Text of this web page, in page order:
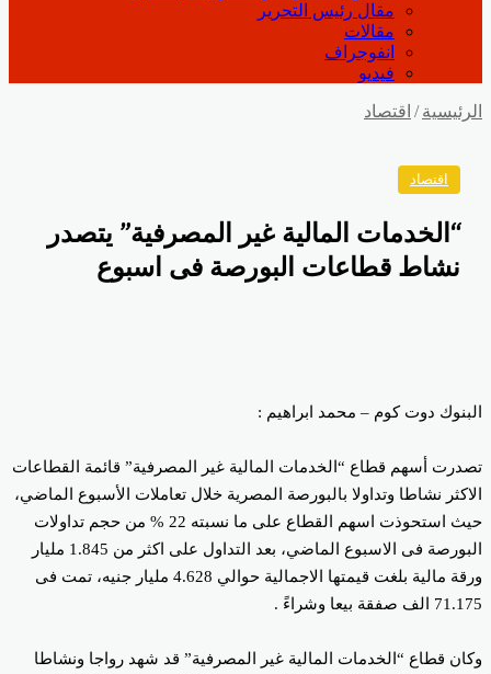
مقال رئيس التحرير
مقالات
انفوجراف
فيديو
/اقتصاد
اقتصاد
“الخدمات المالية غير المصرفية” يتصدر
نشاط قطاعات البورصة فى اسبوع
دوت كوم – محمد ابراهيم :
أسهم قطاع “الخدمات المالية غير المصرفية” قائمة القطاعات
نشاطا وتداولا بالبورصة المصرية خلال تعاملات الأسبوع الماضي،
حيث استحوذت اسهم القطاع على ما نسبته 22 % من حجم تداولات
البورصة فى الاسبوع الماضي، بعد التداول على اكثر من 1.845 مليار
ورقة مالية بلغت قيمتها الاجمالية حوالي 4.628 مليار جنيه، تمت فى
صفقة بيعا وشراءً .
قطاع “الخدمات المالية غير المصرفية” قد شهد رواجا ونشاطا